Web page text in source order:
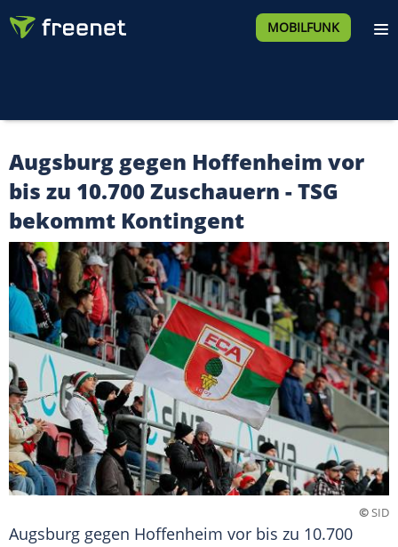
MOBILFUNK
Augsburg gegen Hoffenheim vor
bis zu 10.700 Zuschauern - TSG
bekommt Kontingent
©SID
Augsburg gegen Hoffenheim vor bis zu 10.700